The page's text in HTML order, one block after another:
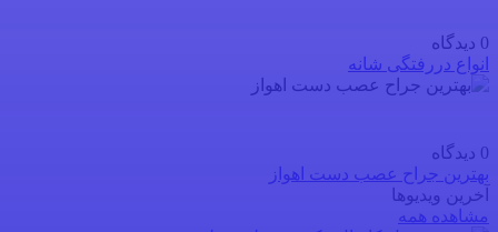
0 دیدگاه
انواع دررفتگی شانه
0 دیدگاه
بهترین جراح عصب دست اهواز
آخرین ویدیوها
مشاهده همه